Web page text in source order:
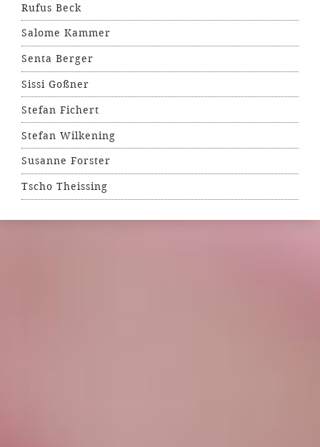
Rufus Beck
Salome Kammer
Senta Berger
Sissi Goßner
Stefan Fichert
Stefan Wilkening
Susanne Forster
Tscho Theissing